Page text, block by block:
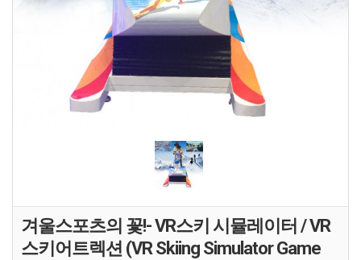
겨울스포츠의 꽃!- VR스키 시뮬레이터 / VR
스키어트렉션 (VR Skiing Simulator Game